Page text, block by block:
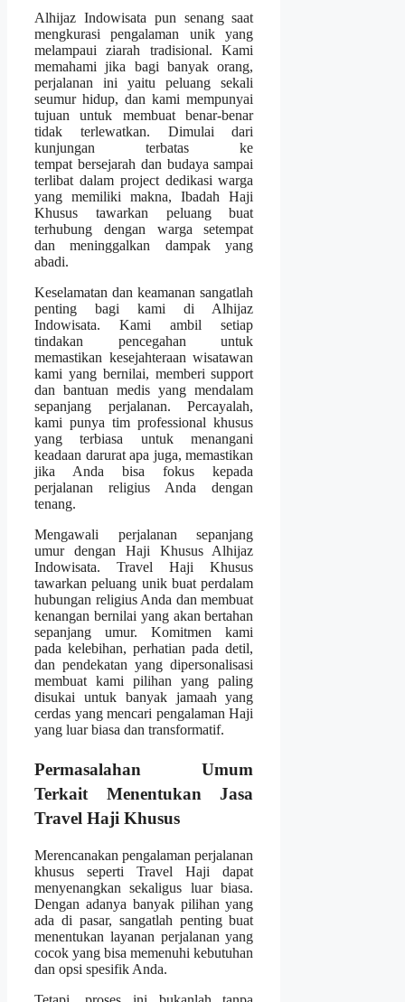
Alhijaz Indowisata pun senang saat
mengkurasi pengalaman unik yang
melampaui ziarah tradisional. Kami
memahami jika bagi banyak orang,
perjalanan ini yaitu peluang sekali
seumur hidup, dan kami mempunyai
tujuan untuk membuat benar-benar
tidak terlewatkan. Dimulai dari
kunjungan terbatas ke
tempat bersejarah dan budaya sampai
terlibat dalam project dedikasi warga
yang memiliki makna, Ibadah Haji
Khusus tawarkan peluang buat
terhubung dengan warga setempat
dan meninggalkan dampak yang
abadi.
Keselamatan dan keamanan sangatlah
penting bagi kami di Alhijaz
Indowisata. Kami ambil setiap
tindakan pencegahan untuk
memastikan kesejahteraan wisatawan
kami yang bernilai, memberi support
dan bantuan medis yang mendalam
sepanjang perjalanan. Percayalah,
kami punya tim professional khusus
yang terbiasa untuk menangani
keadaan darurat apa juga, memastikan
jika Anda bisa fokus kepada
perjalanan religius Anda dengan
tenang.
Mengawali perjalanan sepanjang
umur dengan Haji Khusus Alhijaz
Indowisata. Travel Haji Khusus
tawarkan peluang unik buat perdalam
hubungan religius Anda dan membuat
kenangan bernilai yang akan bertahan
sepanjang umur. Komitmen kami
pada kelebihan, perhatian pada detil,
dan pendekatan yang dipersonalisasi
membuat kami pilihan yang paling
disukai untuk banyak jamaah yang
cerdas yang mencari pengalaman Haji
yang luar biasa dan transformatif.
Permasalahan Umum
Terkait Menentukan Jasa
Travel Haji Khusus
Merencanakan pengalaman perjalanan
khusus seperti Travel Haji dapat
menyenangkan sekaligus luar biasa.
Dengan adanya banyak pilihan yang
ada di pasar, sangatlah penting buat
menentukan layanan perjalanan yang
cocok yang bisa memenuhi kebutuhan
dan opsi spesifik Anda.